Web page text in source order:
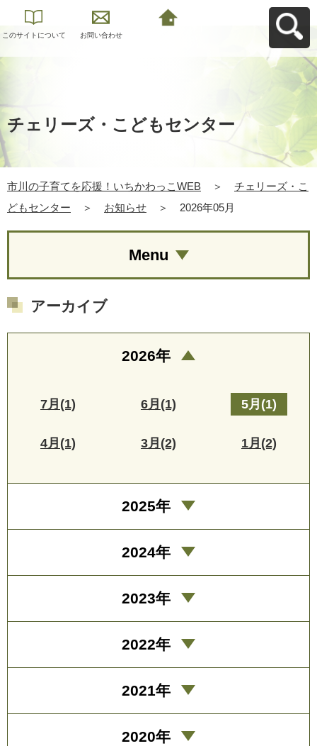
このサイトについて お問い合わせ
チェリーズ・こどもセンター
市川の子育てを応援！いちかわっこWEB ＞
チェリーズ・こ
どもセンター
＞ お知らせ ＞ 2026年05月
Menu
アーカイブ
2026年
7月(1) 6月(1) 5月(1)
4月(1) 3月(2) 1月(2)
2025年
2024年
2023年
2022年
2021年
2020年